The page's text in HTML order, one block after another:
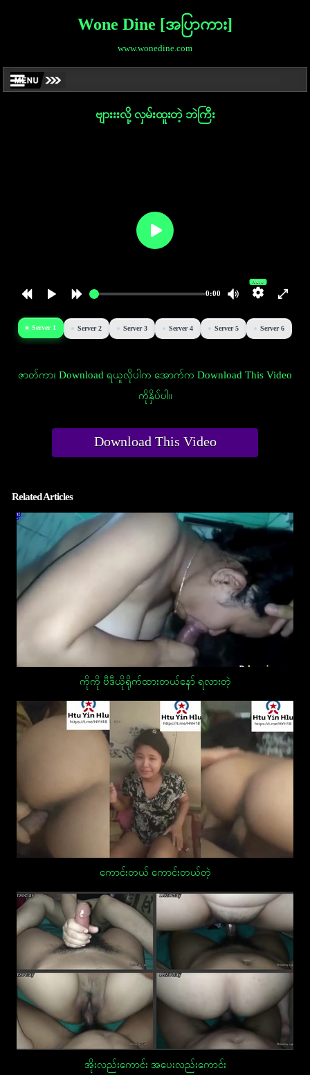
Wone Dine [အပြာကား]
www.wonedine.com
ဗျားးးလို့ လှမ်းထူးတဲ့ ဘဲကြီး
0:00
Auto
Server 1 Server 2 Server 3 Server 4 Server 5 Server 6
ဇာတ်ကား Download ရယူလိုပါက အောက်က Download This Video
ကိုနှိပ်ပါ။
Download This Video
Related Articles
ကိုကို ဗီဒီယိုရိုက်ထားတယ်နော် ရလားတဲ့
ကောင်းတယ် ကောင်းတယ်တဲ့
အိုးလည်းကောင်း အပေးလည်းကောင်း